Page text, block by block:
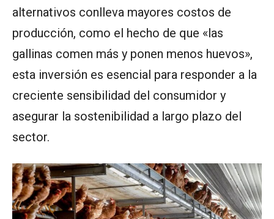
alternativos conlleva mayores costos de
producción, como el hecho de que «las
gallinas comen más y ponen menos huevos»,
esta inversión es esencial para responder a la
creciente sensibilidad del consumidor y
asegurar la sostenibilidad a largo plazo del
sector.